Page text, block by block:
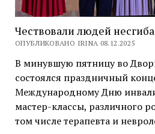
Чествовали людей
ОПУБЛИКОВАНО IRINA 08.12.2025
В минувшую пятницу во
состоялся праздничный
Международному Дню
мастер-классы, различного
том числе терапевта и